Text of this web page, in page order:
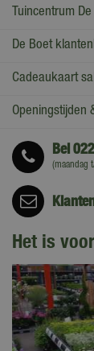
Tuincentrum
De Boet
Cadeaukaart
Openingstijden
Bel
(maandag
Het is